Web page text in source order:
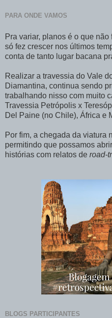
PARA ONDE VAMOS
Pra variar, planos é o que
só fez crescer nos últimos
conta de tanto lugar bacana
Realizar a travessia do Vale
Diamantina, continua sendo
trabalhando nisso com muito
Travessia Petrópolis x
Del Paine (no Chile), África e
Por fim, a chegada da viatura
permitindo que possamos
histórias com relatos de road-
BLOGS PARTICIPANTES